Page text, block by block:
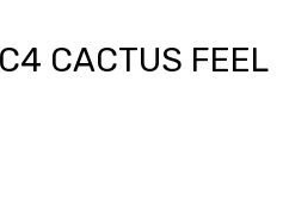
CACTUS FEEL